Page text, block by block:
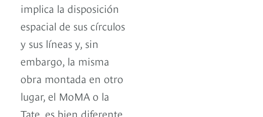
implica la disposición
espacial de sus círculos
y sus líneas y, sin
embargo, la misma
obra montada en otro
lugar, el MoMA o la
Tate, es bien diferente,